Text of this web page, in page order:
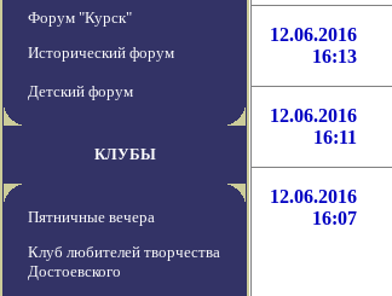
Форум "Курск"
Исторический форум
Детский форум
КЛУБЫ
Пятничные вечера
Клуб любителей творчества
Достоевского
12.06.2016
16:13
12.06.2016
16:11
12.06.2016
16:07